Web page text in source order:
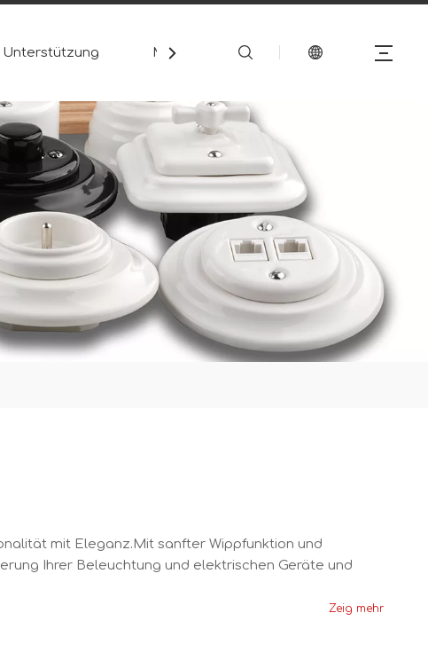
Unterstützung Medien
mit Eleganz.Mit sanfter Wippfunktion und
Ihrer Beleuchtung und elektrischen Geräte und
Zeig mehr